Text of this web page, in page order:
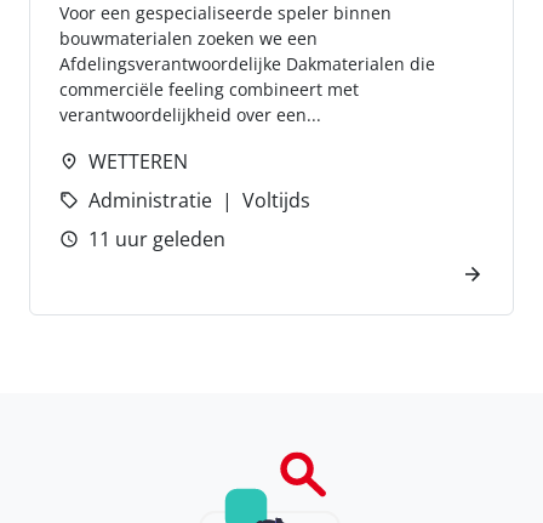
Voor een gespecialiseerde speler binnen
bouwmaterialen zoeken we een
Afdelingsverantwoordelijke Dakmaterialen die
commerciële feeling combineert met
verantwoordelijkheid over een...
WETTEREN
Administratie
Voltijds
11 uur geleden